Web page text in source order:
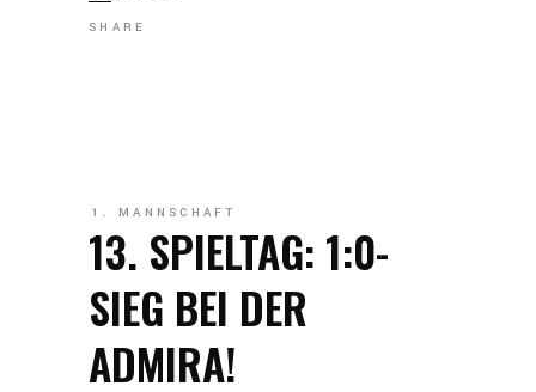
SHARE
1. MANNSCHAFT
13. SPIELTAG: 1:0-
SIEG BEI DER
ADMIRA!